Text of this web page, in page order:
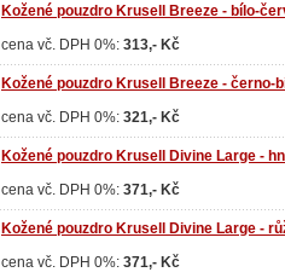
Kožené pouzdro Krusell Breeze - bílo-
cena vč. DPH 0%: 313,- Kč
Kožené pouzdro Krusell Breeze - černo-
cena vč. DPH 0%: 321,- Kč
Kožené pouzdro Krusell Divine Large -
cena vč. DPH 0%: 371,- Kč
Kožené pouzdro Krusell Divine Large -
cena vč. DPH 0%: 371,- Kč